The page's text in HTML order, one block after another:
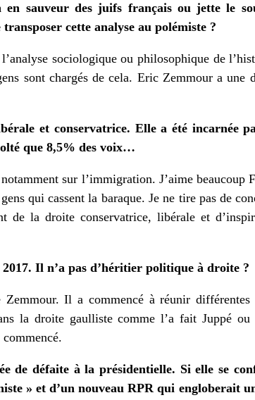
sauveur des juifs français ou jette le
cette analyse au polémiste ?
sociologique ou philosophique de
sont chargés de cela. Eric Zemmour a une
et conservatrice. Elle a été incarnée
que 8,5% des voix…
sur l’immigration. J’aime
qui cassent la baraque. Je ne tire pas de
de la droite conservatrice, libérale et
Il n’a pas d’héritier politique à droite ?
Il a commencé à réunir différentes
la droite gaulliste comme l’a fait Juppé ou
de défaite à la présidentielle. Si elle se
» et d’un nouveau RPR qui engloberait